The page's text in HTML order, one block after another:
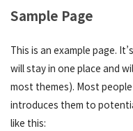
Sample Page
This is an example page.
will stay in one place and
most themes). Most
introduces them to
like this: